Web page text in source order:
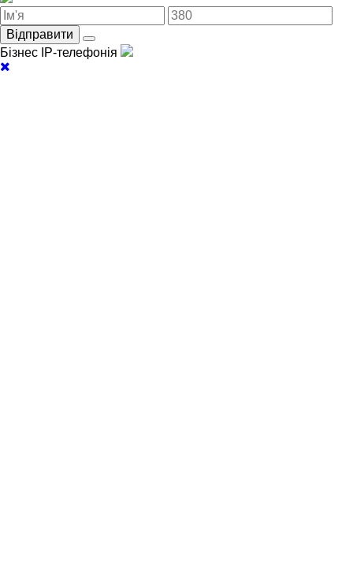
Відправити
Бізнес IP-телефонія